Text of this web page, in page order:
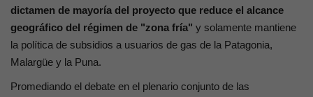
dictamen de mayoría del proyecto que reduce el alcance
geográfico del régimen de "zona fría" y solamente mantiene
la política de subsidios a usuarios de gas de la Patagonia,
Malargüe y la Puna.
Promediando el debate en el plenario conjunto de las